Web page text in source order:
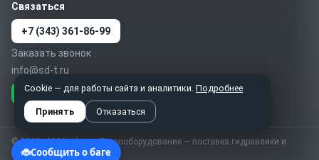
Связаться
+7 (343) 361-86-99
Заказать звонок
info@sd-t.ru
WhatsApp Telegram MAX
© 2010–2026 sd-t.ru · Гидрооборудование — поставка гидравлики и
пневматики по России
Cookie — для работы сайта и аналитики. Подробнее
Принять Отказаться